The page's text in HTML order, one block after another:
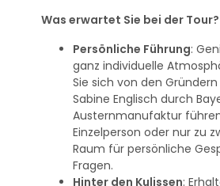
Was erwartet Sie bei der Tour?
Persönliche Führung:
ganz individuelle
Sie sich von den
Sabine Englisch durch
Austernmanufaktur
Einzelperson oder nur zu
Raum für persönliche
Fragen.
Hinter den Kulissen: